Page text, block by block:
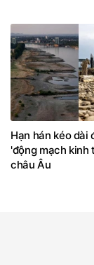
Hạn hán kéo dài
'động mạch kinh
châu Âu